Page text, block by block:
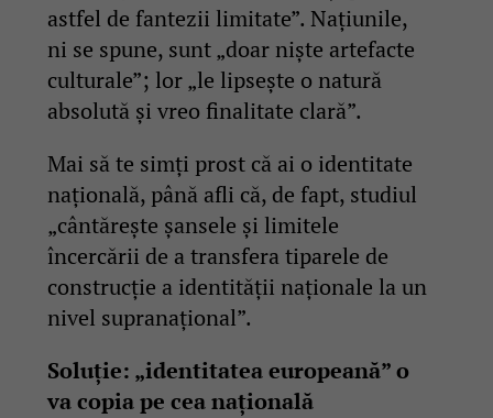
astfel de fantezii limitate”. Națiunile,
ni se spune, sunt „doar niște artefacte
culturale”; lor „le lipsește o natură
absolută și vreo finalitate clară”.
Mai să te simți prost că ai o identitate
națională, până afli că, de fapt, studiul
„cântărește șansele și limitele
încercării de a transfera tiparele de
construcție a identității naționale la un
nivel supranațional”.
Soluție: „identitatea europeană” o
va copia pe cea națională